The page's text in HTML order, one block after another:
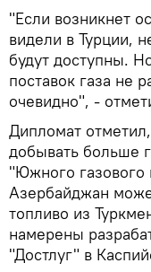
"Если возникнет
видели в Турции,
будут доступны.
поставок газа не
очевидно", -
Дипломат
добывать больше
"Южного газового
Азербайджан
топливо из
намерены
"Достлуг" в